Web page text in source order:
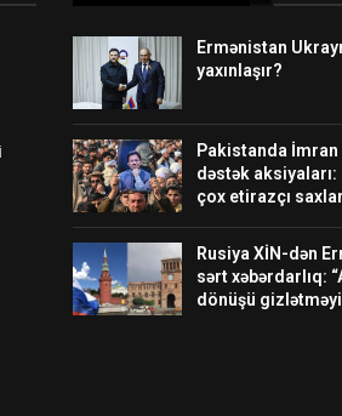
Ermənistan
yaxınlaşır?
Pakistanda İmran
dəstək aksiyaları:
çox etirazçı
Rusiya XİN-dən
sərt xəbərdarlıq:
dönüşü